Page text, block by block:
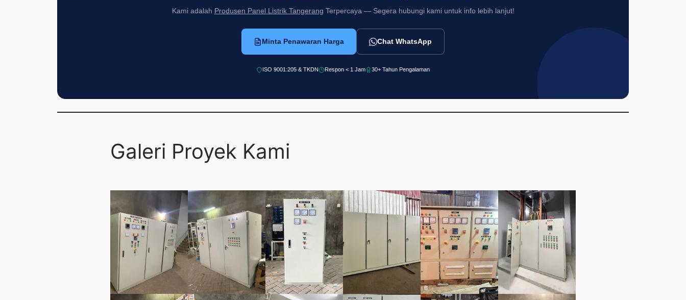
Kami adalah Produsen Panel Listrik Tangerang Terpercaya — Segera hubungi kami untuk info lebih lanjut!
Minta Penawaran Harga Chat WhatsApp
ISO 9001:205 & TKDN Respon < 1 Jam 30+ Tahun Pengalaman
Galeri Proyek Kami